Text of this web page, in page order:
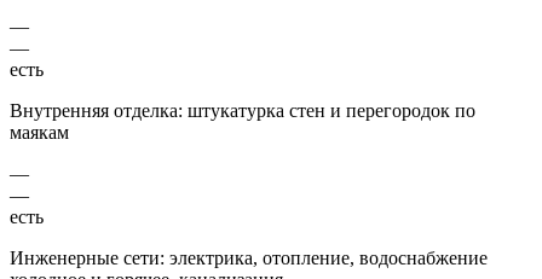
—
—
есть
Внутренняя отделка: штукатурка стен и перегородок по
маякам
—
—
есть
Инженерные сети: электрика, отопление, водоснабжение